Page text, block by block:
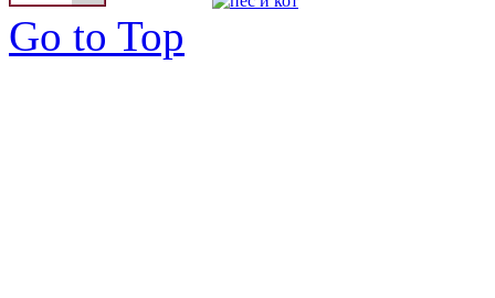
Go to Top